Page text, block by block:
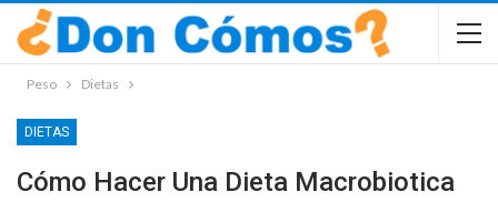
Peso Dietas
DIETAS
Cómo Hacer Una Dieta Macrobiotica